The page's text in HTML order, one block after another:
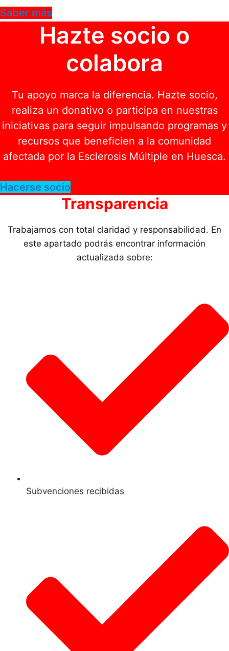
Saber más
Hazte socio o
colabora
Tu apoyo marca la diferencia. Hazte socio,
realiza un donativo o participa en nuestras
iniciativas para seguir impulsando programas y
recursos que beneficien a la comunidad
afectada por la Esclerosis Múltiple en Huesca.
Hacerse socio
Transparencia
Trabajamos con total claridad y responsabilidad. En
este apartado podrás encontrar información
actualizada sobre:
Subvenciones recibidas